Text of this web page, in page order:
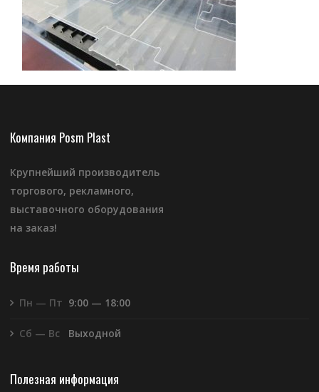
Компания Posm Plast
Крупнейший производитель
торгового, рекламного,
выставочного оборудования
на заказ!
Время работы
Пн — Пт 9:00 — 18:00
Сб — Вс Выходной
Полезная информация